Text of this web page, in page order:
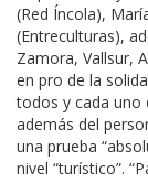
(Red Íncola),
(Entreculturas),
Zamora, Vallsur,
en pro de la
todos y cada uno
además del
una prueba
nivel “turístico”.